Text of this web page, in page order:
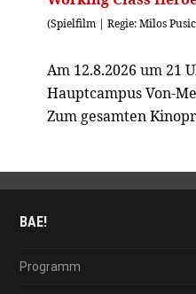
(Spielfilm | Regie: Milos
Am 12.8.2026 um 21
Hauptcampus Von-
Zum gesamten
BAE!
Programm